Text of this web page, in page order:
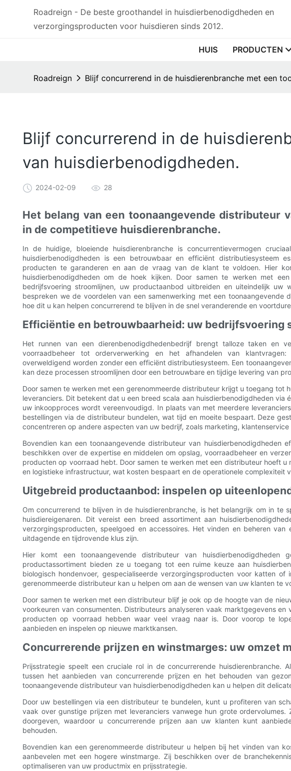
Roadreign - De beste groothandel in huisdierbenodigdheden en
verzorgingsproducten voor huisdieren sinds 2012.
HUIS PRODUCTEN
Roadreign Blijf concurrerend in de huisdierenbranche met een
Blijf concurrerend in de
van huisdierbenodigdheden.
2024-02-09 28
Het belang van een toonaangevende distributeur
in de competitieve huisdierenbranche.
In de huidige, bloeiende huisdierenbranche is concurrentievermogen
huisdierbenodigdheden is een betrouwbaar en efficiënt distributiesysteem
producten te garanderen en aan de vraag van de klant te voldoen. Hier
huisdierbenodigdheden om de hoek kijken. Door samen te werken met
bedrijfsvoering stroomlijnen, uw productaanbod uitbreiden en uiteindelijk uw
bespreken we de voordelen van een samenwerking met een toonaangevende
hoe dit u kan helpen concurrerend te blijven in de snel veranderende en
Efficiëntie en betrouwbaarheid: uw bedrijfsvoering
Het runnen van een dierenbenodigdhedenbedrijf brengt talloze taken en
voorraadbeheer tot orderverwerking en het afhandelen van klantvragen:
overweldigend worden zonder een efficiënt distributiesysteem. Een
kan deze processen stroomlijnen door een betrouwbare en tijdige levering van
Door samen te werken met een gerenommeerde distributeur krijgt u toegang tot
leveranciers. Dit betekent dat u een breed scala aan huisdierbenodigdheden via
uw inkoopproces wordt vereenvoudigd. In plaats van met meerdere
bestellingen via de distributeur bundelen, wat tijd en moeite bespaart. Deze
concentreren op andere aspecten van uw bedrijf, zoals marketing, klantenservice
Bovendien kan een toonaangevende distributeur van huisdierbenodigdheden
beschikken over de expertise en middelen om opslag, voorraadbeheer en
producten op voorraad hebt. Door samen te werken met een distributeur hoeft
en logistieke infrastructuur, wat kosten bespaart en de operationele complexiteit
Uitgebreid productaanbod: inspelen op
Om concurrerend te blijven in de huisdierenbranche, is het belangrijk om in te
huisdiereigenaren. Dit vereist een breed assortiment aan
verzorgingsproducten, speelgoed en accessoires. Het vinden en beheren van
uitdagende en tijdrovende klus zijn.
Hier komt een toonaangevende distributeur van
productassortiment bieden ze u toegang tot een ruime keuze aan
biologisch hondenvoer, gespecialiseerde verzorgingsproducten voor katten of
gerenommeerde distributeur kan u helpen om aan de wensen van uw klanten te
Door samen te werken met een distributeur blijf je ook op de hoogte van de
voorkeuren van consumenten. Distributeurs analyseren vaak marktgegevens
producten op voorraad hebben waar veel vraag naar is. Door voorop te
aanbieden en inspelen op nieuwe marktkansen.
Concurrerende prijzen en winstmarges: uw omzet
Prijsstrategie speelt een cruciale rol in de concurrerende huisdierenbranche.
tussen het aanbieden van concurrerende prijzen en het behouden van
toonaangevende distributeur van huisdierbenodigdheden kan u helpen dit
Door uw bestellingen via een distributeur te bundelen, kunt u profiteren van
vaak over gunstige prijzen met leveranciers vanwege hun grote ordervolumes.
doorgeven, waardoor u concurrerende prijzen aan uw klanten kunt
behouden.
Bovendien kan een gerenommeerde distributeur u helpen bij het vinden van
aanbevelen met een hogere winstmarge. Zij beschikken over de
optimaliseren van uw productmix en prijsstrategie.